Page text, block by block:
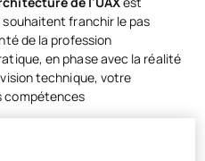
franchir le pas
de la profession
en phase avec la réalité
technique, votre
compétences
architecture à l’UAX :